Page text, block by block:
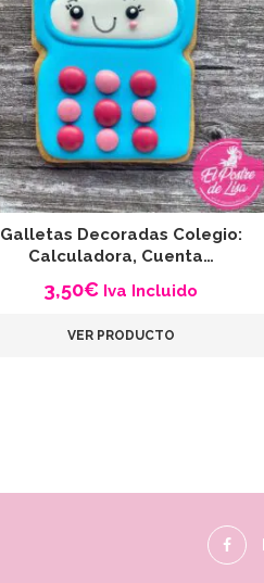
Galletas Decoradas Colegio:
Calculadora, Cuenta…
3,50€ Iva Incluido
VER PRODUCTO